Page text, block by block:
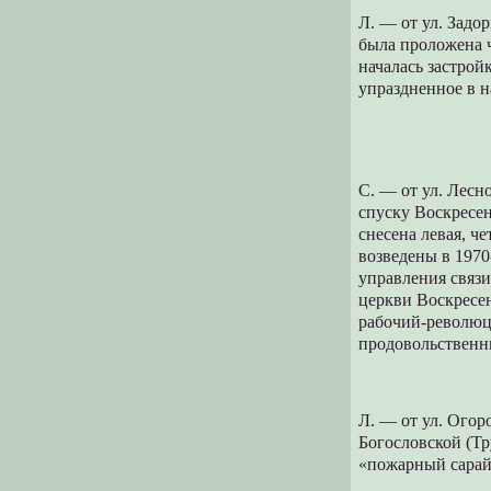
Л. — от ул.
была проложена
началась
упраздненное в
С. — от ул.
спуску
снесена левая,
возведены в
управления
церкви
рабочий-
Л. — от ул.
Богословской
«пожарный